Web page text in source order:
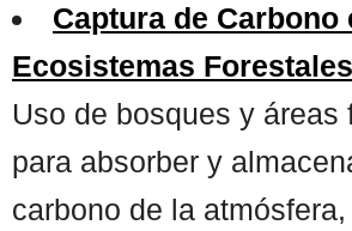
Captura de Carbono
Ecosistemas Forestales
Uso de bosques y áreas
para absorber y
carbono de la atmósfera,